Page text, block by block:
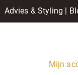
Advies & Styling |
Mijn